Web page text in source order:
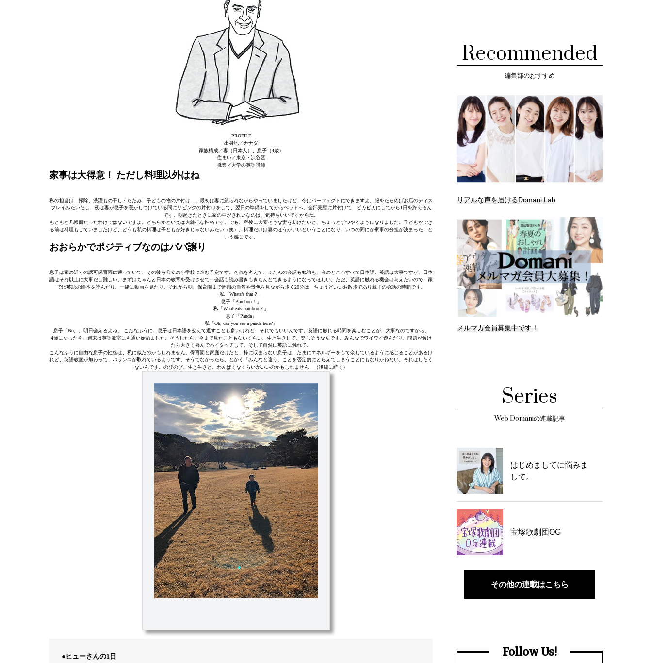
PROFILE
出身地／カナダ
家族構成／妻（日本人）、息子（4歳）
住まい／東京・渋谷区
職業／大学の英語講師
家事は大得意！ ただし料理以外はね
私の担当は、掃除、洗濯もの干し・たたみ、子どもの物の片付け…。最初は妻に怒られながらやっていましたけど、今はパーフェクトにできますよ。服をたためばお店のディス
プレイみたいだし、夜は妻が息子を寝かしつけている間にリビングの片付けをして、翌日の準備をしてからベッドへ。全部完璧に片付けて、ピカピカにしてから1日を終えるん
です。朝起きたときに家の中がきれいなのは、気持ちいいですからね。
もともと几帳面だったわけではないですよ。どちらかといえば大雑把な性格です。でも、産後に大変そうな妻を助けたいと、ちょっとずつやるようになりました。子どもができ
る前は料理もしていましたけど、どうも私の料理は子どもが好きじゃないみたい（笑）。料理だけは妻のほうがいいということになり、いつの間にか家事の分担が決まった、と
いう感じです。
おおらかでポジティブなのはパパ譲り
息子は家の近くの認可保育園に通っていて、その後も公立の小学校に進む予定です。それを考えて、ふだんの会話も勉強も、今のところすべて日本語。英語は大事ですが、日本
語はそれ以上に大事だし難しい。まずはちゃんと日本の教育を受けさせて、会話も読み書きもきちんとできるようになってほしい。ただ、英語に触れる機会は与えたいので、家
では英語の絵本を読んだり、一緒に動画を見たり。それから朝、保育園まで周囲の自然や景色を見ながら歩く20分は、ちょうどいいお散歩であり親子の会話の時間です。
私「Whats’s that？」
息子「Bamboo！」
私「What eats bamboo？」
息子「Panda」
私「Oh, can you see a panda here?」
息子「No。。明日会えるよね」 こんなふうに、息子は日本語を交えて返すことも多いけれど、それでもいいんです。英語に触れる時間を楽しむことが、大事なのですから。
4歳になった今、週末は英語教室にも通い始めました。そうしたら、今まで見たこともないくらい、生き生きして、楽しそうなんです。みんなでワイワイ遊んだり、問題が解け
たら大きく喜んでハイタッチして。そして自然に英語に触れて。
こんなふうに自由な息子の性格は、私に似たのかもしれません。保育園と家庭だけだと、枠に収まらない息子は、たまにエネルギーをもて余しているように感じることがあるけ
れど、英語教室が加わって、バランスが取れているようです。そうでなかったら、とかく「みんなと違う」ことを否定的にとらえてしまうことにもなりかねない。それはしたく
ないんです。のびのび、生き生きと。わんぱくなくらいがいいのかもしれません。（後編に続く）
●ヒューさんの1日
Recommended
編集部のおすすめ
リアルな声を届けるDomani Lab
メルマガ会員募集中です！
Series
Web Domaniの連載記事
はじめましてに悩みま
して。
宝塚歌劇団OG
その他の連載はこちら
Follow Us!